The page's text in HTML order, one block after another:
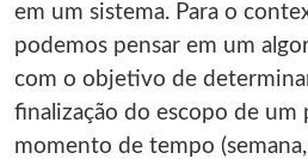
em um sistema. Para o
podemos pensar em um
com o objetivo de
finalização do escopo de
momento de tempo